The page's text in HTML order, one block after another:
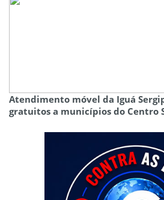
Atendimento móvel da Iguá
gratuitos a municípios do Centro